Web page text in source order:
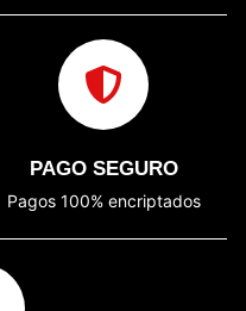
PAGO SEGURO
Pagos 100% encriptados